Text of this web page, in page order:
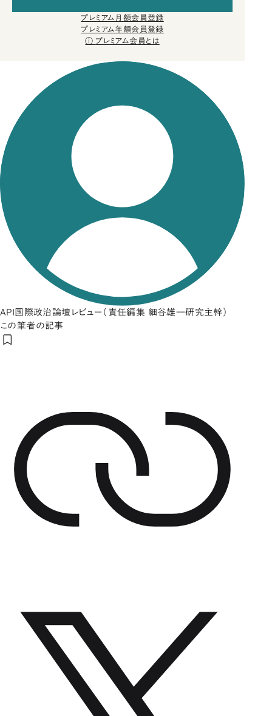
プレミアム月額会員登録
プレミアム年額会員登録
プレミアム会員とは
API国際政治論壇レビュー（責任編集 細谷雄一研究主幹）
この筆者の記事